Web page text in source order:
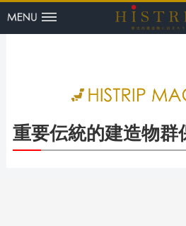
重要伝統的建造物群